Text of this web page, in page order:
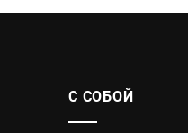
С СОБОЙ